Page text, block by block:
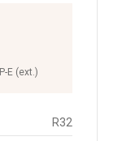
E (ext.)
R32